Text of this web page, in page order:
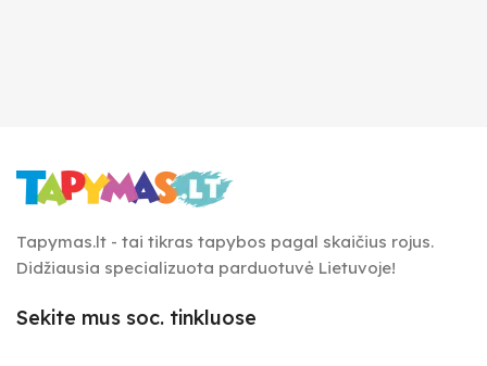
Tapymas.lt - tai tikras tapybos pagal skaičius rojus.
Didžiausia specializuota parduotuvė Lietuvoje!
Sekite mus soc. tinkluose